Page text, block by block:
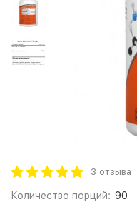
3 отзыва
Количество порций: 90